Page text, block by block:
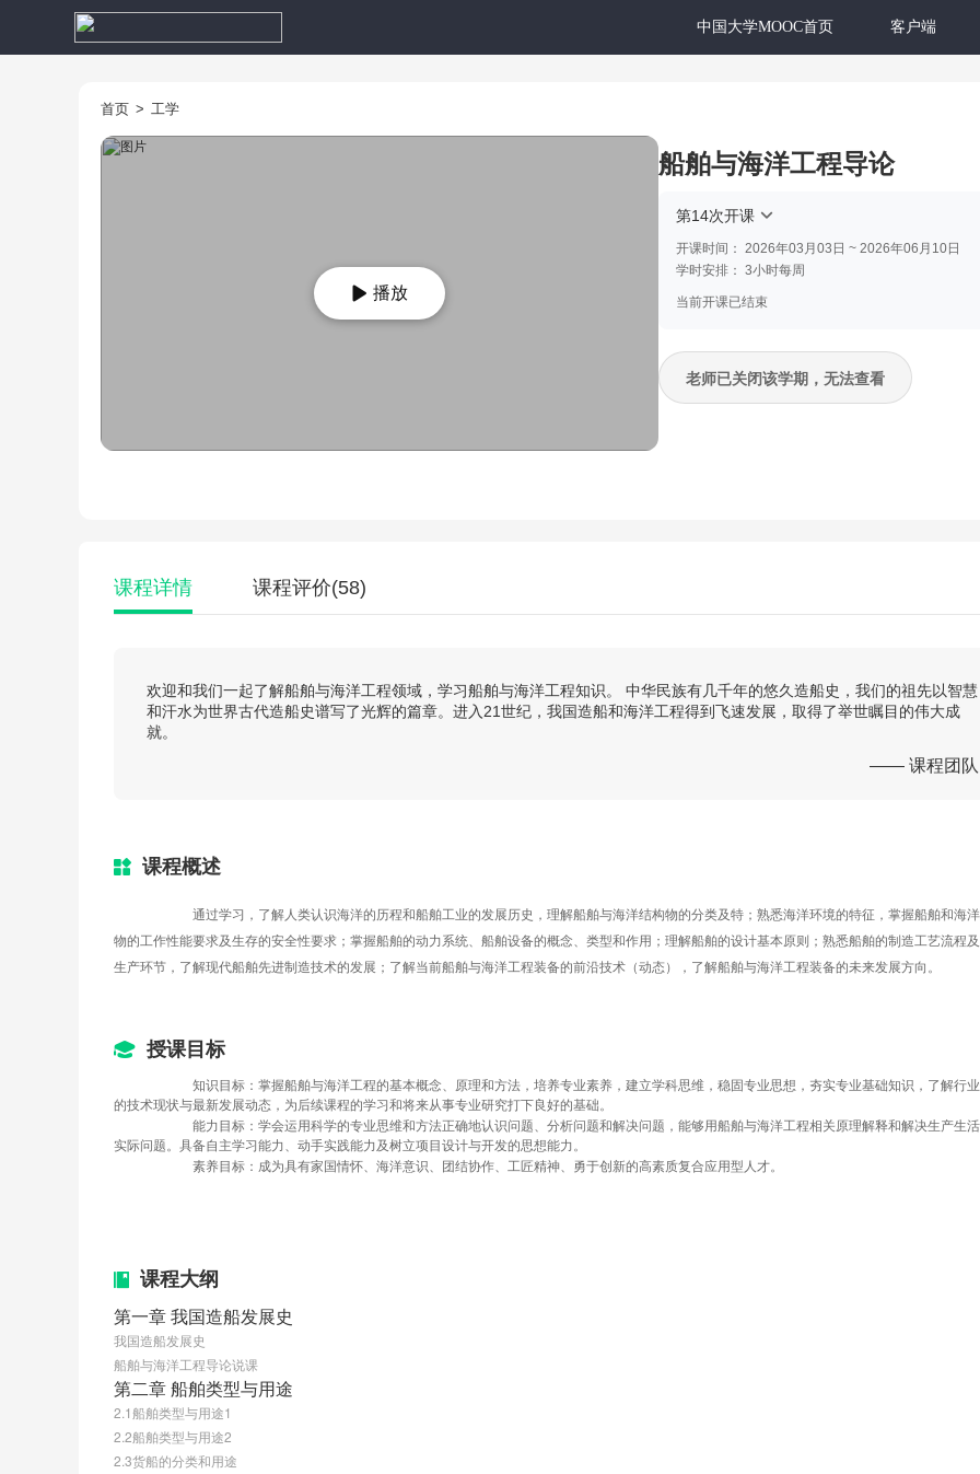
客户端
中国大学MOOC首页
首页 > 工学
播放
船舶与海洋工程导论
第14次开课
开课时间： 2026年03月03日 ~ 2026年06月10日
学时安排： 3小时每周
当前开课已结束
老师已关闭该学期，无法查看
课程详情 课程评价(58)
欢迎和我们一起了解船舶与海洋工程领域，学习船舶与海洋工程知识。 中华民族有几千年的悠久造船史，我们的祖先以智慧
和汗水为世界古代造船史谱写了光辉的篇章。进入21世纪，我国造船和海洋工程得到飞速发展，取得了举世瞩目的伟大成
就。
—— 课程团队
课程概述
通过学习，了解人类认识海洋的历程和船舶工业的发展历史，理解船舶与海洋结构物的分类及特；熟悉海洋环境的特征，掌握船舶和海
物的工作性能要求及生存的安全性要求；掌握船舶的动力系统、船舶设备的概念、类型和作用；理解船舶的设计基本原则；熟悉船舶的制造工艺流程
生产环节，了解现代船舶先进制造技术的发展；了解当前船舶与海洋工程装备的前沿技术（动态），了解船舶与海洋工程装备的未来发展方向。
授课目标
知识目标：掌握船舶与海洋工程的基本概念、原理和方法，培养专业素养，建立学科思维，稳固专业思想，夯实专业基础知识，了解行
的技术现状与最新发展动态，为后续课程的学习和将来从事专业研究打下良好的基础。
能力目标：学会运用科学的专业思维和方法正确地认识问题、分析问题和解决问题，能够用船舶与海洋工程相关原理解释和解决生产生
实际问题。具备自主学习能力、动手实践能力及树立项目设计与开发的思想能力。
素养目标：成为具有家国情怀、海洋意识、团结协作、工匠精神、勇于创新的高素质复合应用型人才。
课程大纲
第一章 我国造船发展史
我国造船发展史
船舶与海洋工程导论说课
第二章 船舶类型与用途
2.1船舶类型与用途1
2.2船舶类型与用途2
2.3货船的分类和用途